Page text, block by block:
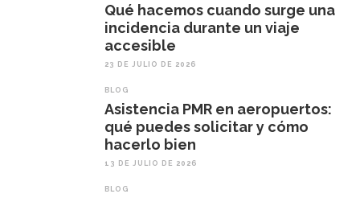
Qué hacemos cuando surge una
incidencia durante un viaje
accesible
23 DE JULIO DE 2026
BLOG
Asistencia PMR en aeropuertos:
qué puedes solicitar y cómo
hacerlo bien
13 DE JULIO DE 2026
BLOG